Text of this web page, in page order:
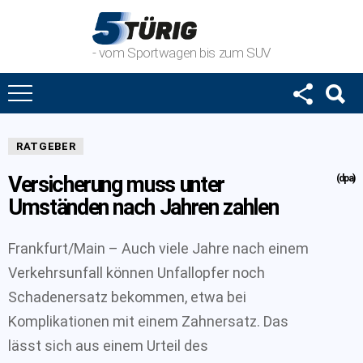
- vom Sportwagen bis zum SUV
RATGEBER
Versicherung muss unter
Umständen nach Jahren zahlen
(dpa)
Frankfurt/Main – Auch viele Jahre nach einem
Verkehrsunfall können Unfallopfer noch
Schadenersatz bekommen, etwa bei
Komplikationen mit einem Zahnersatz. Das
lässt sich aus einem Urteil des